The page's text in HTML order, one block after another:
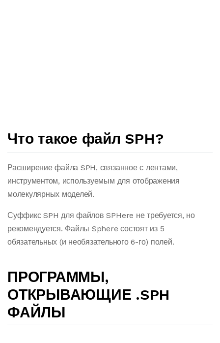
Что такое файл SPH?
Расширение файла SPH, связанное с лентами,
инструментом, используемым для отображения
молекулярных моделей.
Суффикс SPH для файлов SPHere не требуется, но
рекомендуется. Файлы Sphere состоят из 5
обязательных (и необязательного 6-го) полей.
ПРОГРАММЫ,
ОТКРЫВАЮЩИЕ .SPH
ФАЙЛЫ